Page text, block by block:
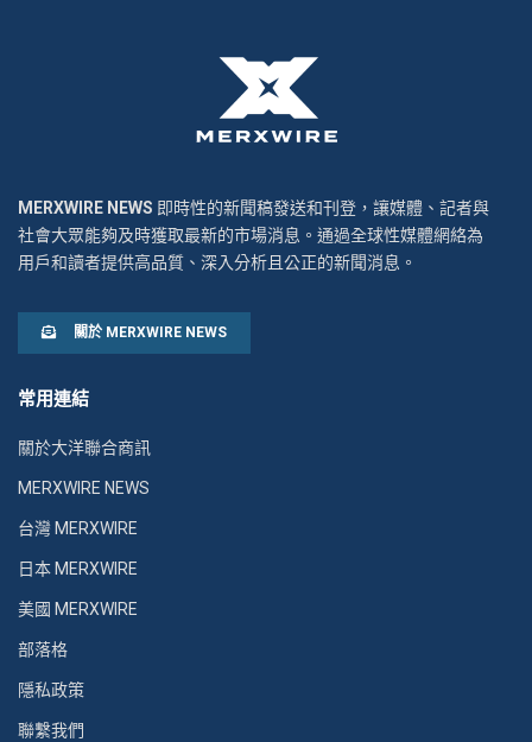
MERXWIRE NEWS 即時性的新聞稿發送和刊登，讓媒體、記者與
社會大眾能夠及時獲取最新的市場消息。通過全球性媒體網絡為
用戶和讀者提供高品質、深入分析且公正的新聞消息。
關於 MERXWIRE NEWS
常用連結
關於大洋聯合商訊
MERXWIRE NEWS
台灣 MERXWIRE
日本 MERXWIRE
美國 MERXWIRE
部落格
隱私政策
聯繫我們